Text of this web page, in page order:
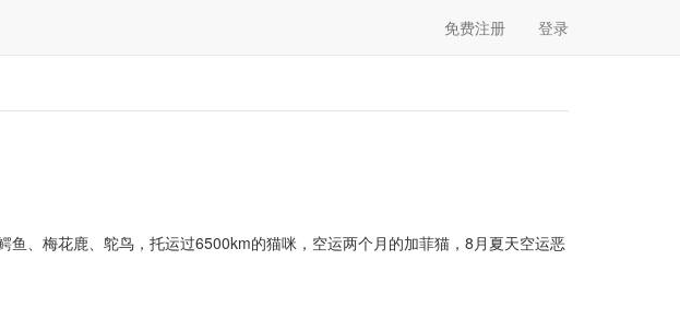
免费注册 登录
、梅花鹿、鸵鸟，托运过6500km的猫咪，空运两个月的加菲猫，8月夏天空运恶